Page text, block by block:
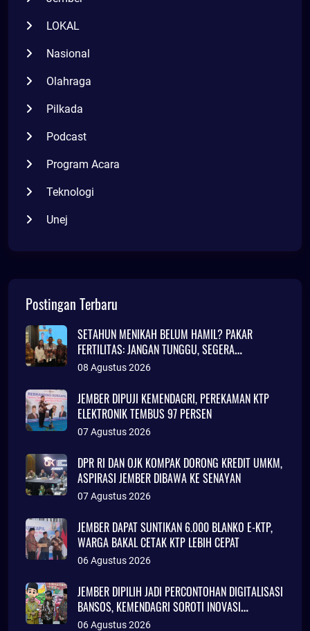
LOKAL
Nasional
Olahraga
Pilkada
Podcast
Program Acara
Teknologi
Unej
Postingan Terbaru
SETAHUN MENIKAH BELUM HAMIL? PAKAR
FERTILITAS: JANGAN TUNGGU, SEGERA
KONSULTASI
08 Agustus 2026
JEMBER DIPUJI KEMENDAGRI, PEREKAMAN KTP
ELEKTRONIK TEMBUS 97 PERSEN
07 Agustus 2026
DPR RI DAN OJK KOMPAK DORONG KREDIT UMKM,
ASPIRASI JEMBER DIBAWA KE SENAYAN
07 Agustus 2026
JEMBER DAPAT SUNTIKAN 6.000 BLANKO E-KTP,
WARGA BAKAL CETAK KTP LEBIH CEPAT
06 Agustus 2026
JEMBER DIPILIH JADI PERCONTOHAN DIGITALISASI
BANSOS, KEMENDAGRI SOROTI INOVASI
ADMINDUK
06 Agustus 2026